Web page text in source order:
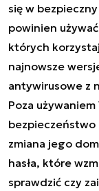
się w
powinien
których
najnowsze
antywirusowe z
Poza
bezpieczeństwo
zmiana jego
hasła, które
sprawdzić czy